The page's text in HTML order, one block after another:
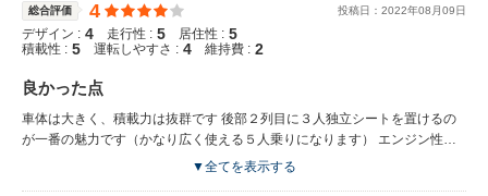
総合評価 4 投稿日： 2022年08 月09日
デザイン : 4 走行性 : 5 居住性 : 5
積載性 : 5 運転しやすさ : 4 維持費 : 2
良かった点
車体は大きく、積載力は抜群です 後部２列目に３人独立シートを置けるの
が一番の魅力です（かなり広く使える５人乗りになります） エンジン性能
はちょっと過剰かなとも思うけど２トン越えのボディーを軽々加速させます
▼全てを表示する